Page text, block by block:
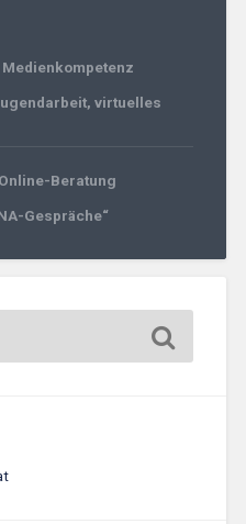
Medienkompetenz
, virtuelles
Beratung
Gespräche“